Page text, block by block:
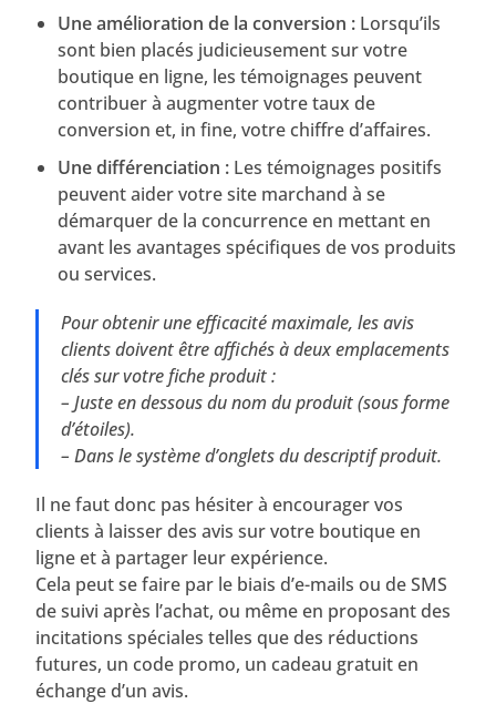
Une amélioration de la conversion : Lorsqu’ils
sont bien placés judicieusement sur votre
boutique en ligne, les témoignages peuvent
contribuer à augmenter votre taux de
conversion et, in fine, votre chiffre d’affaires.
Une différenciation : Les témoignages positifs
peuvent aider votre site marchand à se
démarquer de la concurrence en mettant en
avant les avantages spécifiques de vos produits
ou services.
Pour obtenir une efficacité maximale, les avis
clients doivent être affichés à deux emplacements
clés sur votre fiche produit :
– Juste en dessous du nom du produit (sous forme
d’étoiles).
– Dans le système d’onglets du descriptif produit.
Il ne faut donc pas hésiter à encourager vos
clients à laisser des avis sur votre boutique en
ligne et à partager leur expérience.
Cela peut se faire par le biais d’e-mails ou de SMS
de suivi après l’achat, ou même en proposant des
incitations spéciales telles que des réductions
futures, un code promo, un cadeau gratuit en
échange d’un avis.